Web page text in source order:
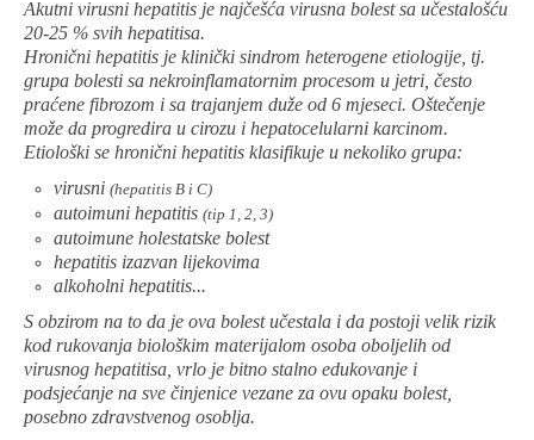
Akutni virusni hepatitis je najčešća virusna bolest sa učestalošću
20-25 % svih hepatitisa.
Hronični hepatitis je klinički sindrom heterogene etiologije, tj.
grupa bolesti sa nekroinflamatornim procesom u jetri, često
praćene fibrozom i sa trajanjem duže od 6 mjeseci. Oštečenje
može da progredira u cirozu i hepatocelularni karcinom.
Etiološki se hronični hepatitis klasifikuje u nekoliko grupa:
virusni (hepatitis B i C)
autoimuni hepatitis (tip 1, 2, 3)
autoimune holestatske bolest
hepatitis izazvan lijekovima
alkoholni hepatitis...
S obzirom na to da je ova bolest učestala i da postoji velik rizik
kod rukovanja biološkim materijalom osoba oboljelih od
virusnog hepatitisa, vrlo je bitno stalno edukovanje i
podsjećanje na sve činjenice vezane za ovu opaku bolest,
posebno zdravstvenog osoblja.